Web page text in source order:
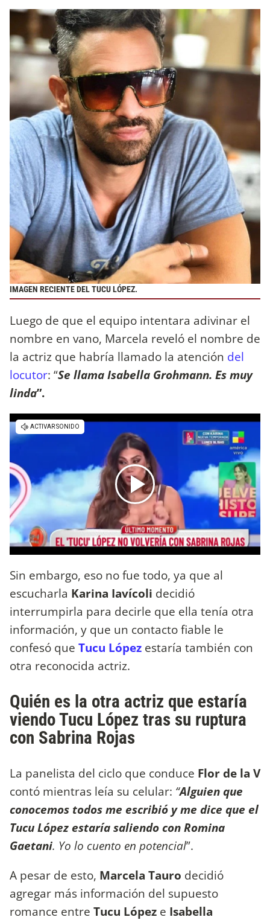
IMAGEN RECIENTE DEL TUCU LÓPEZ.
Luego de que el equipo intentara adivinar el
nombre en vano, Marcela reveló el nombre de
la actriz que habría llamado la atención del
locutor: “Se llama Isabella Grohmann. Es muy
linda”.
Sin embargo, eso no fue todo, ya que al
escucharla Karina Iavícoli decidió
interrumpirla para decirle que ella tenía otra
información, y que un contacto fiable le
confesó que Tucu López estaría también con
otra reconocida actriz.
Quién es la otra actriz que estaría
viendo Tucu López tras su ruptura
con Sabrina Rojas
La panelista del ciclo que conduce Flor de la V
contó mientras leía su celular: “Alguien que
conocemos todos me escribió y me dice que el
Tucu López estaría saliendo con Romina
Gaetani. Yo lo cuento en potencial”.
A pesar de esto, Marcela Tauro decidió
agregar más información del supuesto
romance entre Tucu López e Isabella